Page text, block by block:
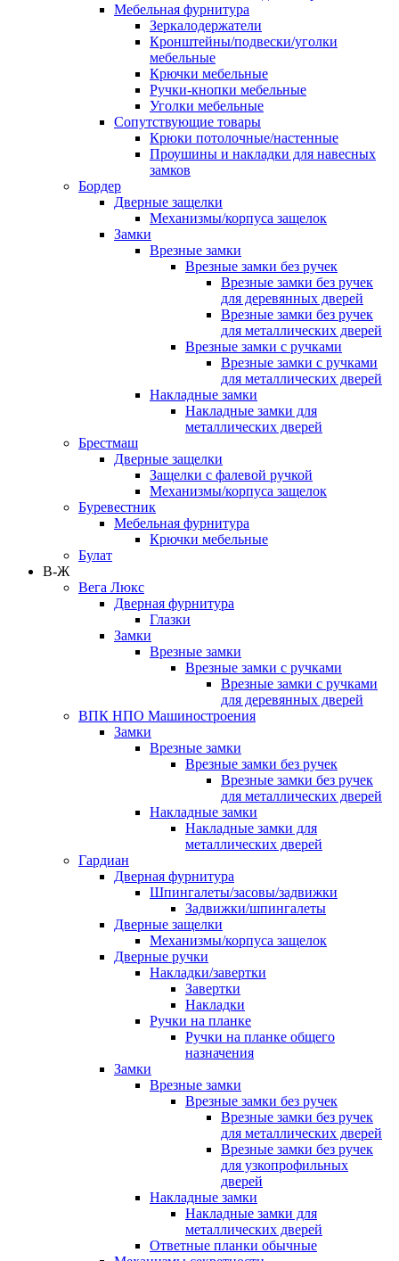
Мебельная фурнитура
Зеркалодержатели
Кронштейны/подвески/уголки
мебельные
Крючки мебельные
Ручки-кнопки мебельные
Уголки мебельные
Сопутствующие товары
Крюки потолочные/настенные
Проушины и накладки для навесных
замков
Бордер
Дверные защелки
Механизмы/корпуса защелок
Замки
Врезные замки
Врезные замки без ручек
Врезные замки без ручек
для деревянных дверей
Врезные замки без ручек
для металлических дверей
Врезные замки с ручками
Врезные замки с ручками
для металлических дверей
Накладные замки
Накладные замки для
металлических дверей
Брестмаш
Дверные защелки
Защелки с фалевой ручкой
Механизмы/корпуса защелок
Буревестник
Мебельная фурнитура
Крючки мебельные
Булат
В-Ж
Вега Люкс
Дверная фурнитура
Глазки
Замки
Врезные замки
Врезные замки с ручками
Врезные замки с ручками
для деревянных дверей
ВПК НПО Машиностроения
Замки
Врезные замки
Врезные замки без ручек
Врезные замки без ручек
для металлических дверей
Накладные замки
Накладные замки для
металлических дверей
Гардиан
Дверная фурнитура
Шпингалеты/засовы/задвижки
Задвижки/шпингалеты
Дверные защелки
Механизмы/корпуса защелок
Дверные ручки
Накладки/завертки
Завертки
Накладки
Ручки на планке
Ручки на планке общего
назначения
Замки
Врезные замки
Врезные замки без ручек
Врезные замки без ручек
для металлических дверей
Врезные замки без ручек
для узкопрофильных
дверей
Накладные замки
Накладные замки для
металлических дверей
Ответные планки обычные